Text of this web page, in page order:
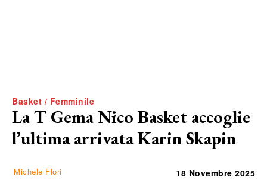
Basket / Femminile
La T Gema Nico Basket accoglie
l’ultima arrivata Karin Skapin
Michele Flori 18 Novembre 2025